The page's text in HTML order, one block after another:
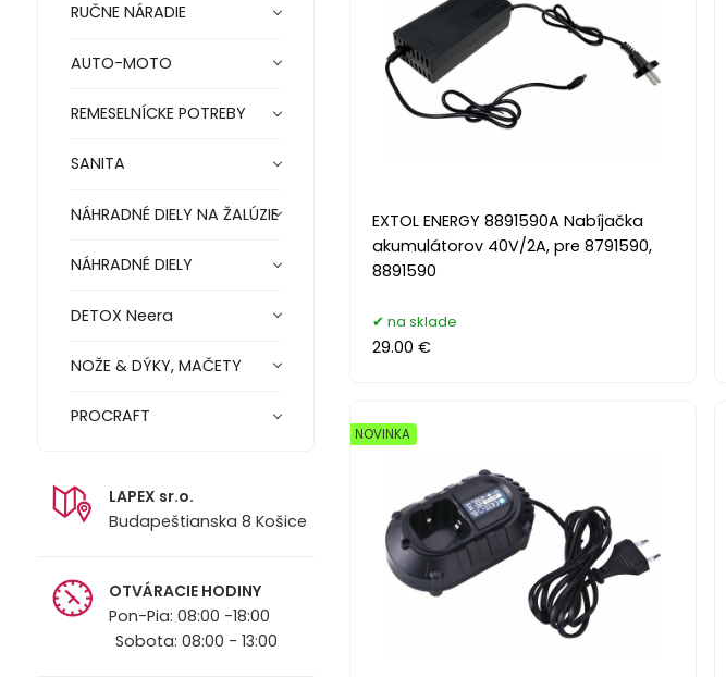
RUČNE NÁRADIE
AUTO-MOTO
REMESELNÍCKE POTREBY
SANITA
NÁHRADNÉ DIELY NA ŽALÚZIE
NÁHRADNÉ DIELY
DETOX Neera
NOŽE & DÝKY, MAČETY
PROCRAFT
LAPEX sr.o.
Budapeštianska 8 Košice
OTVÁRACIE HODINY
Pon-Pia: 08:00 -18:00
Sobota: 08:00 - 13:00
EXTOL ENERGY 8891590A Nabíjačka
akumulátorov 40V/2A, pre 8791590,
8891590
na sklade
29.00 €
NOVINKA